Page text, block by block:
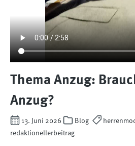
Thema Anzug:
Anzug?
13. Juni 2026 Blog
redaktionellerbeitrag